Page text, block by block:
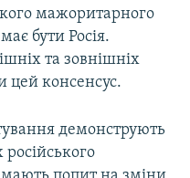
мажоритарного
бути Росія.
та зовнішніх
цей консенсус.
демонструють
російського